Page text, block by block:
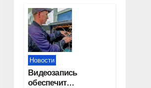
Новости
Видеозапись
обеспечит